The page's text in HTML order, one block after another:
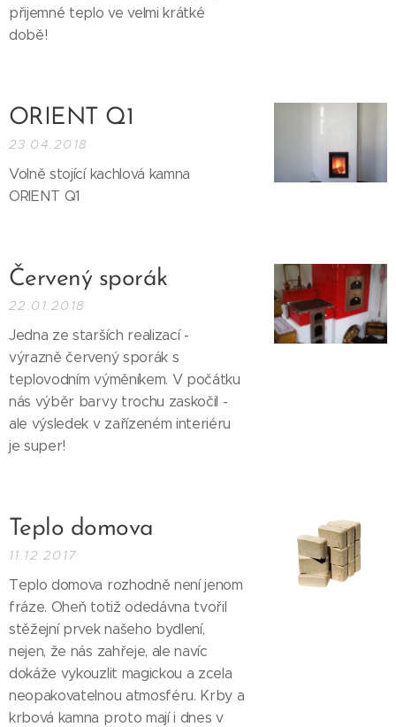
přijemné teplo ve velmi krátké
době!
ORIENT Q1
23.04.2018
Volně stojící kachlová kamna
ORIENT Q1
Červený sporák
22.01.2018
Jedna ze starších realizací -
výrazně červený sporák s
teplovodním výměníkem. V počátku
nás výběr barvy trochu zaskočil -
ale výsledek v zařízeném interiéru
je super!
Teplo domova
11.12.2017
Teplo domova rozhodně není jenom
fráze. Oheň totiž odedávna tvořil
stěžejní prvek našeho bydlení,
nejen, že nás zahřeje, ale navíc
dokáže vykouzlit magickou a zcela
neopakovatelnou atmosféru. Krby a
krbová kamna proto mají i dnes v